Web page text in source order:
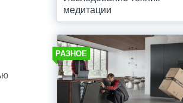
медитации
РАЗНОЕ